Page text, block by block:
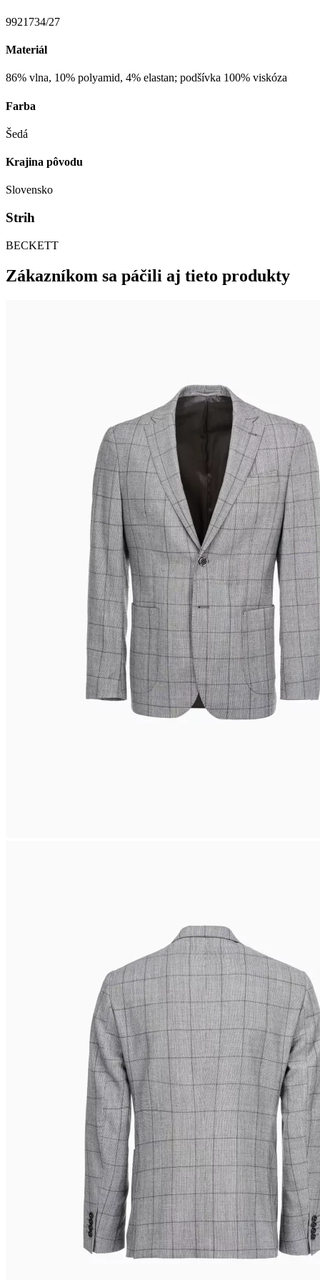
9921734/27
Materiál
86% vlna, 10% polyamid, 4% elastan; podšívka 100% viskóza
Farba
Šedá
Krajina pôvodu
Slovensko
Strih
BECKETT
Zákazníkom sa páčili aj tieto produkty